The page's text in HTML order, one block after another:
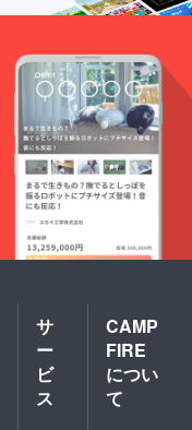
サ
ー
ビ
ス
CAMP
FIRE
につい
て